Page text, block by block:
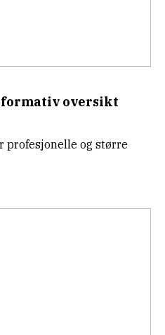
oversikt
profesjonelle og større